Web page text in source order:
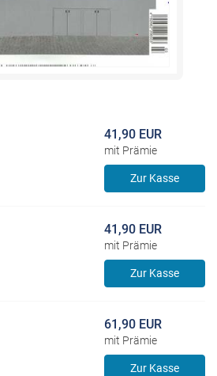
41,90 EUR
mit Prämie
Zur Kasse
41,90 EUR
mit Prämie
Zur Kasse
61,90 EUR
mit Prämie
Zur Kasse